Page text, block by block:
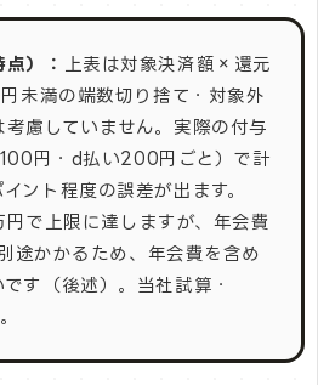
）：
上表は対象決済額×還元
未満の端数切り捨て・対象外
慮していません。実際の付与
円・d払い200円ごと）で計
ント程度の誤差が出ます。
で上限に達しますが、年会費
途かかるため、年会費を含め
す（後述）。当社試算・